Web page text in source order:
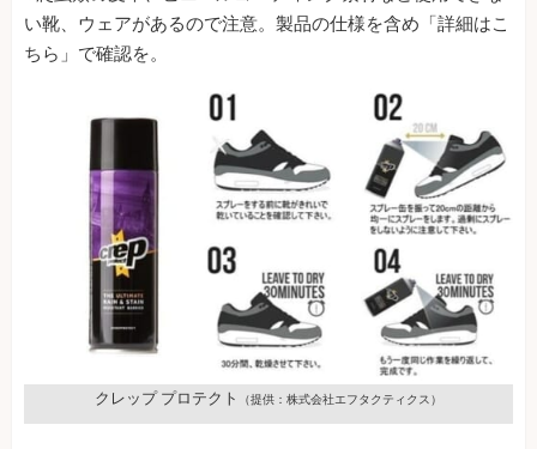
い靴、ウェアがあるので注意。製品の仕様を含め「詳細はこ
ちら」で確認を。
クレップ プロテクト （提供：株式会社エフタクティクス）